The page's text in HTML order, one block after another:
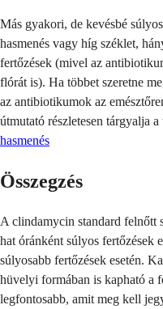
Más gyakori, de kevésbé
hasmenés vagy híg széklet,
fertőzések (mivel az
flórát is). Ha többet szeretne
az antibiotikumok az
útmutató részletesen tárgyalja a
hasmenés
Összegzés
A clindamycin standard felnőtt
hat óránként súlyos fertőzések
súlyosabb fertőzések esetén.
hüvelyi formában is kapható a
legfontosabb, amit meg kell